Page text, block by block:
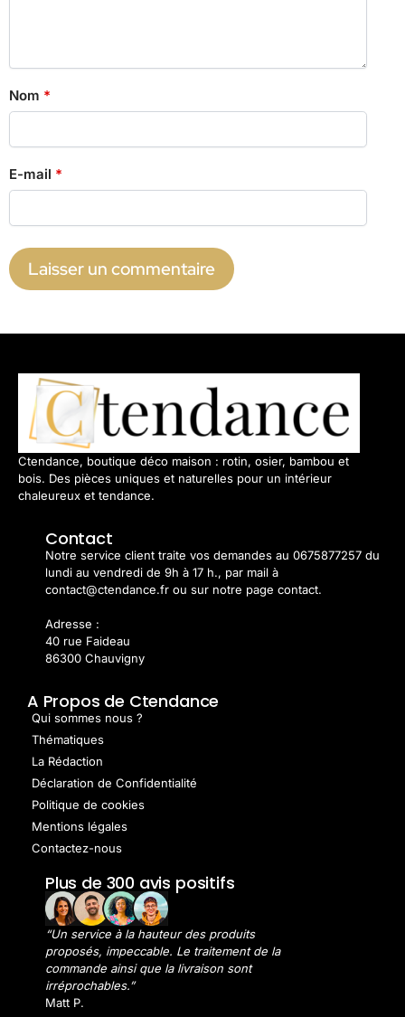
Nom *
E-mail *
Ctendance, boutique déco maison : rotin, osier, bambou et
bois. Des pièces uniques et naturelles pour un intérieur
chaleureux et tendance.
Contact
Notre service client traite vos demandes au 0675877257 du
lundi au vendredi de 9h à 17 h., par mail à
contact@ctendance.fr ou sur notre page contact.
Adresse :
40 rue Faideau
86300 Chauvigny
A Propos de Ctendance
Qui sommes nous ?
Thématiques
La Rédaction
Déclaration de Confidentialité
Politique de cookies
Mentions légales
Contactez-nous
Plus de 300 avis positifs
“Un service à la hauteur des produits
proposés, impeccable. Le traitement de la
commande ainsi que la livraison sont
irréprochables.”
Matt P.